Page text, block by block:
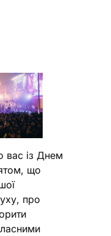
вас із Днем
що
про